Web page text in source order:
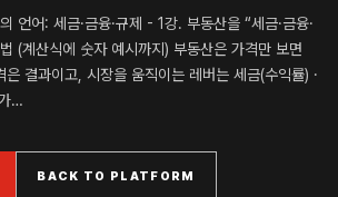
언어: 세금·금융·규제 - 1강. 부동산을 “세금·금융·
(계산식에 숫자 예시까지) 부동산은 가격만 보면
은 결과이고, 시장을 움직이는 레버는 세금(수익률) ·
…
BACK TO PLATFORM